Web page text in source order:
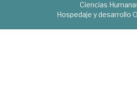
Ciencias
Hospedaje y desarrollo